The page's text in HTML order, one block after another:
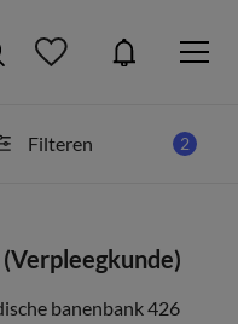
Filteren 2
banenbank 426